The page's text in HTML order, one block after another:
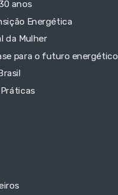
anos
Energética
da Mulher
para o futuro energético